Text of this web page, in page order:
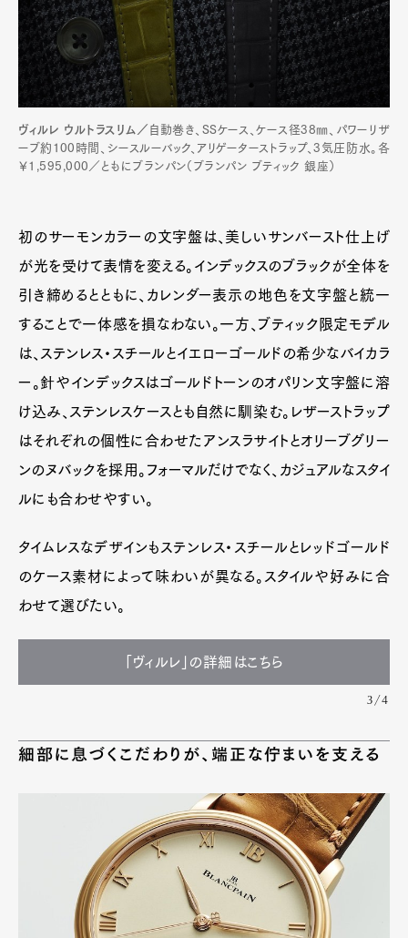
ヴィルレ ウルトラスリム／ 自動巻き、SSケース、ケース径38㎜、パワーリザ
ーブ約100時間、シースルーバック、アリゲーターストラップ、3気圧防水。各
￥1,595,000／ともにブランパン（ブランパン ブティック 銀座）
初のサーモンカラーの文字盤は、美しいサンバースト仕上げ
が光を受けて表情を変える。インデックスのブラックが全体を
引き締めるとともに、カレンダー表示の地色を文字盤と統一
することで一体感を損なわない。一方、ブティック限定モデル
は、ステンレス・スチールとイエローゴールドの希少なバイカラ
ー。針やインデックスはゴールドトーンのオパリン文字盤に溶
け込み、ステンレスケースとも自然に馴染む。レザーストラップ
はそれぞれの個性に合わせたアンスラサイトとオリーブグリー
ンのヌバックを採用。フォーマルだけでなく、カジュアルなスタイ
ルにも合わせやすい。
タイムレスなデザインもステンレス・スチールとレッドゴールド
のケース素材によって味わいが異なる。スタイルや好みに合
わせて選びたい。
「ヴィルレ」の詳細はこちら
3/4
細部に息づくこだわりが、端正な佇まいを支える